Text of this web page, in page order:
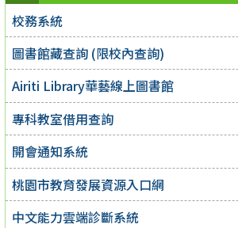
校務系統
圖書館藏查詢 (限校內查詢)
Airiti Library華藝線上圖書館
專科教室借用查詢
開會通知系統
桃園市教育發展資源入口網
中文能力雲端診斷系統